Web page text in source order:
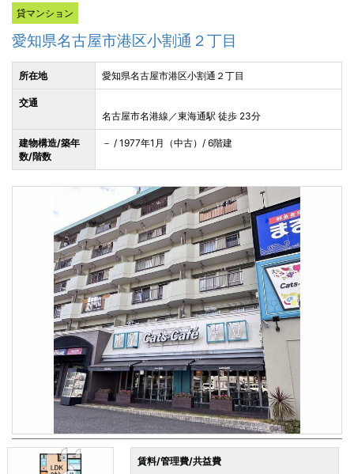
貸マンション
愛知県名古屋市港区小割通２丁目
所在地 愛知県名古屋市港区小割通２丁目
交通
名古屋市名港線／東海通駅 徒歩 23分
建物構造/築年
数/階数
－ / 1977年1月（中古）/ 6階建
賃料/管理費/共益費